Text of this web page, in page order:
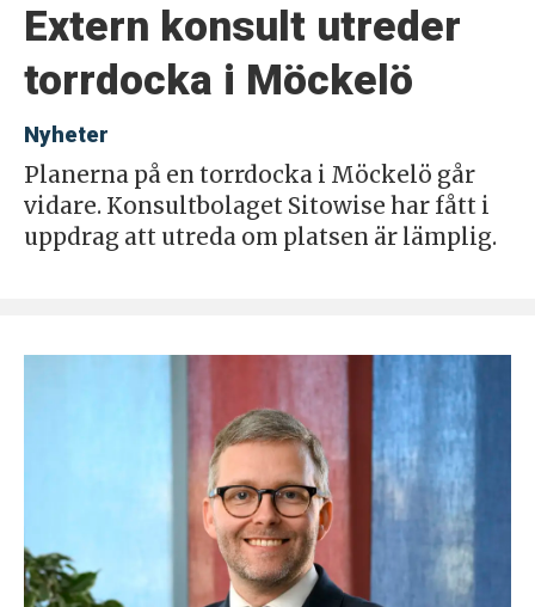
Extern konsult utreder
torrdocka i Möckelö
Nyheter
Planerna på en torrdocka i Möckelö går
vidare. Konsultbolaget Sitowise har fått i
uppdrag att utreda om platsen är lämplig.